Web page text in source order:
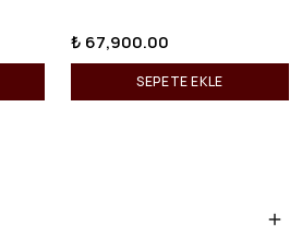
₺ 67,900.00
SEPETE EKLE